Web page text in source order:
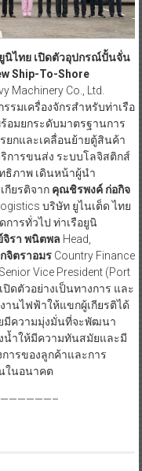
นิไทย เปิดตัวอุปกรณ์ปั้นจั่น
Ship-To-Shore
Machinery Co., Ltd.
รมเครื่องจักรสำหรับท่าเรือ
อมยกระดับมาตรฐานการ
ยกและเคลื่อนย้ายตู้สินค้า
การขนส่ง ระบบโลจิสติกส์
ธิภาพ เดินหน้าผู้นำ
กียรติจาก คุณชิรพงค์ ก่อกิจ
บริษัท ยูไนเต็ด ไทย
การทั่วไป ท่าเรือยูนิ
รา พนิตพล Head,
จิตราอมรCountry Finance
Senior Vice President (Port
ดตัวอย่างเป็นทางการ และ
นไฟฟ้าให้แขกผู้เกียรติได้
มีความมุ่งมั่นที่จะพัฒนา
น้ำให้มีความทันสมัยและมี
ารของลูกค้าและการ
ในอนาคต